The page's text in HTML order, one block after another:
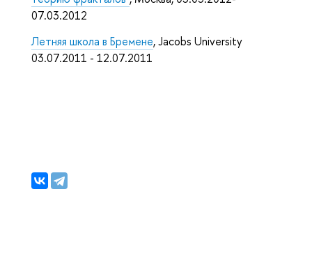
07.03.2012
Летняя школа в Бремене, Jacobs University
03.07.2011 - 12.07.2011